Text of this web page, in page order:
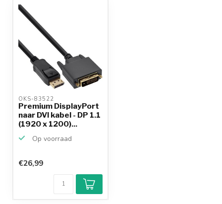
OKS-83522
Premium DisplayPort
naar DVI kabel - DP 1.1
(1920 x 1200)...
Op voorraad
€26,99